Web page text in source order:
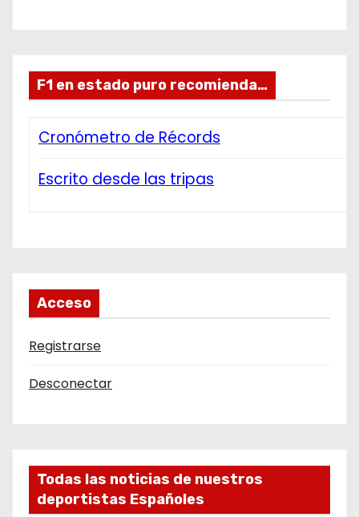
F1 en estado puro recomienda…
Cronómetro de Récords
Escrito desde las tripas
Acceso
Registrarse
Desconectar
Todas las noticias de nuestros
deportistas Españoles